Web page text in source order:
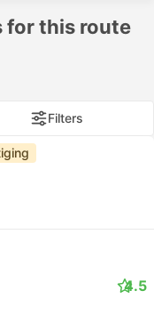
for this route
Filters
4.5